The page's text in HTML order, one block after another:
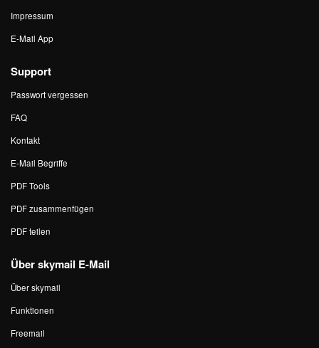
Impressum
E-Mail App
Support
Passwort vergessen
FAQ
Kontakt
E-Mail Begriffe
PDF Tools
PDF zusammenfügen
PDF teilen
Über skymail E-Mail
Über skymail
Funktionen
Freemail